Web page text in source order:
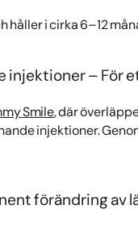
håller i cirka 6–12
injektioner – För
Smile, där
injektioner.
förändring av